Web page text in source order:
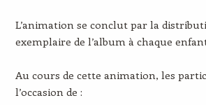
L’animation se conclut par la
exemplaire de l’album à chaque
Au cours de cette animation, les
l’occasion de :